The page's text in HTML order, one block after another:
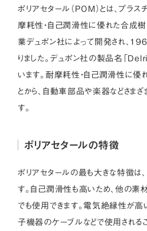
ポリアセタール（POM）とは、プラ
摩耗性・自己潤滑性に優れた合成
業デュポン社によって開発され、
りました。デュポン社の製品名「
います。耐摩耗性・自己潤滑性に優
とから、自動車部品や楽器などさま
す。
ポリアセタールの特徴
ポリアセタールの最も大きな特徴
す。自己潤滑性も高いため、他の素
でも使用できます。電気絶縁性が高
子機器のケーブルなどで使用されるこ